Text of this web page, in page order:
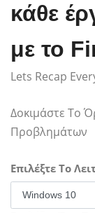
κάθε
με το
Lets Recap
Δοκιμάστε Το
Προβλημάτων
Επιλέξτε Το